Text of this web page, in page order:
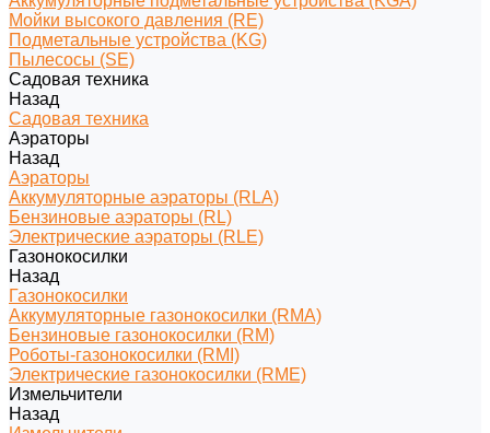
Мойки высокого давления (RE)
Подметальные устройства (KG)
Пылесосы (SE)
Садовая техника
Назад
Садовая техника
Аэраторы
Назад
Аэраторы
Аккумуляторные аэраторы (RLA)
Бензиновые аэраторы (RL)
Электрические аэраторы (RLE)
Газонокосилки
Назад
Газонокосилки
Аккумуляторные газонокосилки (RMA)
Бензиновые газонокосилки (RM)
Роботы-газонокосилки (RMI)
Электрические газонокосилки (RME)
Измельчители
Назад